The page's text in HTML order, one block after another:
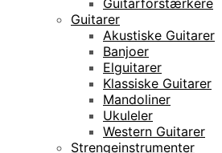
Guitarer
Akustiske Guitarer
Banjoer
Elguitarer
Klassiske Guitarer
Mandoliner
Ukuleler
Western Guitarer
Strengeinstrumenter